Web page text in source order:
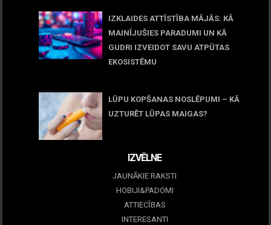
IZKLAIDES ATTĪSTĪBA MĀJĀS: KĀ
MAINĪJUŠIES PARADUMI UN KĀ
GUDRI IZVEIDOT SAVU ATPŪTAS
EKOSISTĒMU
LŪPU KOPŠANAS NOSLĒPUMI – KĀ
UZTURĒT LŪPAS MAIGAS?
IZVĒLNE
JAUNĀKIE RAKSTI
HOBIJI&PADOMI
ATTIECĪBAS
INTERESANTI